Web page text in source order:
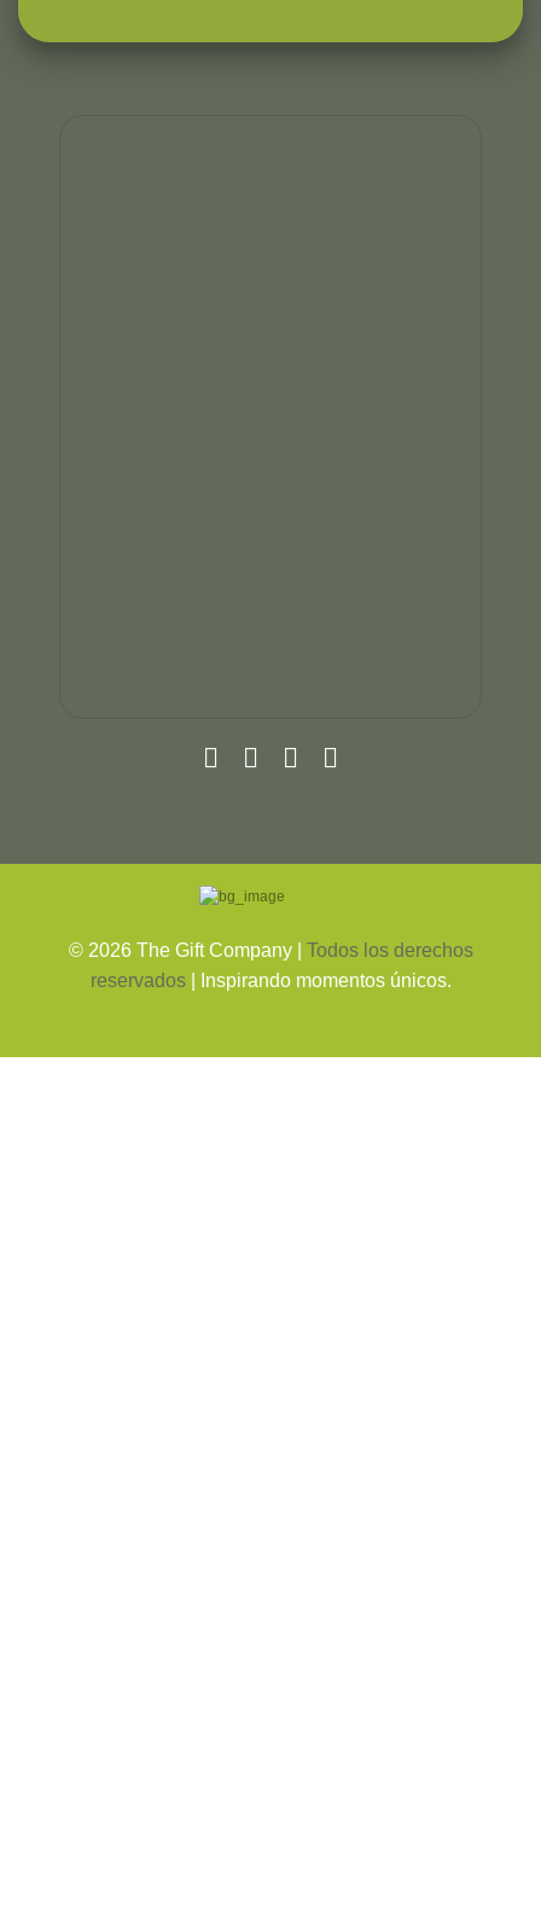
© 2026The Gift Company | Todos los derechos
reservados
| Inspirando momentos únicos.